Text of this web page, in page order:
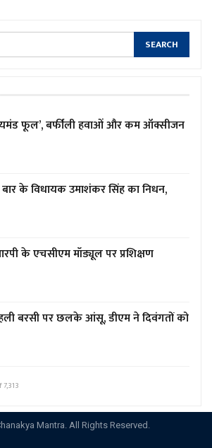
फूल’, बर्फीली हवाओं और कम ऑक्सीजन
के विधायक उमाशंकर सिंह का निधन,
के एचसीएम मॉड्यूल पर प्रशिक्षण
बरसी पर छलके आंसू, डीएम ने दिवंगतों को
7,313
Mantra. All Rights Reserved.